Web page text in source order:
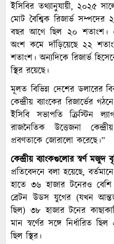
ইসিবির তথ্যানুযায়ী, ২০২৫
মোট বৈশ্বিক রিজার্ভ
বছর আগে ছিল ২০ শতাংশ।
অংশ কমে দাঁড়িয়েছে ২২
শতাংশ। অন্যদিকে রিজার্ভ
স্থির রয়েছে।
মূলত বিভিন্ন দেশের ডলারের
কেন্দ্রীয় ব্যাংকের রিজার্ভের
ইসিবি সভাপতি ক্রিস্টিন
রাজনৈতিক উত্তেজনা
প্রবণতাকে জোরালো করেছে।”
কেন্দ্রীয় ব্যাংকগুলোর স্বর্ণ মজুদ
প্রতিবেদনে বলা হয়েছে,
হাতে ৩৬ হাজার টনেরও বেশি
ব্রেটন উডস যুগের (যখন
ছিল) ৩৮ হাজার টনের
মান স্বর্ণের সঙ্গে নির্ধারিত
ছিল স্থির।